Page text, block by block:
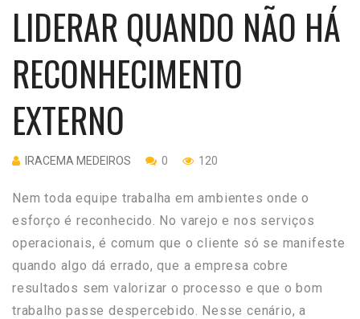
LIDERAR QUANDO NÃO HÁ
RECONHECIMENTO
EXTERNO
IRACEMA MEDEIROS 0 120
Nem toda equipe trabalha em ambientes onde o
esforço é reconhecido. No varejo e nos serviços
operacionais, é comum que o cliente só se manifeste
quando algo dá errado, que a empresa cobre
resultados sem valorizar o processo e que o bom
trabalho passe despercebido. Nesse cenário, a